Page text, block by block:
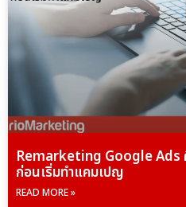
Remarketing Google Ads
ก่อนเริ่มทำแคมเปญ
READ MORE »